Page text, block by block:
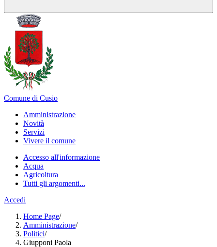
Comune di Cusio
Amministrazione
Novità
Servizi
Vivere il comune
Accesso all'informazione
Acqua
Agricoltura
Tutti gli argomenti...
Accedi
Home Page/
Amministrazione/
Politici/
Giupponi Paola